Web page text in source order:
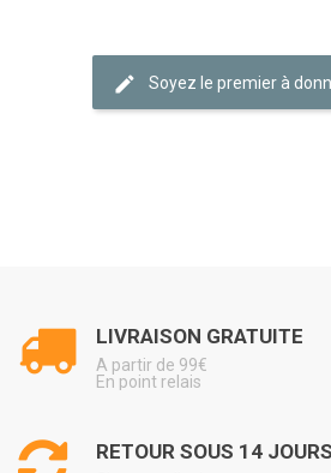
Soyez le premier à
LIVRAISON GRATUITE
A partir de 99€
En point relais
RETOUR SOUS 14 JOURS